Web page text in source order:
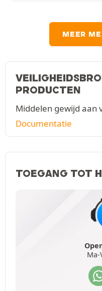
MEER
PRODUCTEN
Middelen gewijd aan
Documentatie
TOEGANG TOT